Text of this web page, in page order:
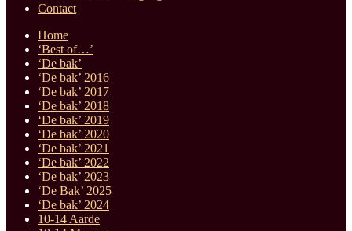
Contact
Home
‘Best of…’
‘De bak’
‘De bak’ 2016
‘De bak’ 2017
‘De bak’ 2018
‘De bak’ 2019
‘De bak’ 2020
‘De bak’ 2021
‘De bak’ 2022
‘De bak’ 2023
‘De Bak’ 2025
‘De bak’ 2024
10-14 Aarde